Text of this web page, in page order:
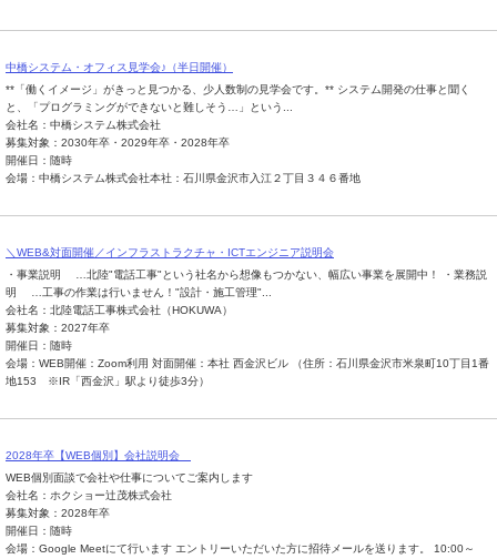
中橋システム・オフィス見学会♪（半日開催）
**「働くイメージ」がきっと見つかる、少人数制の見学会です。** システム開発の仕事と聞く
と、「プログラミングができないと難しそう…」という...
会社名：中橋システム株式会社
募集対象：2030年卒・2029年卒・2028年卒
開催日：随時
会場：中橋システム株式会社本社：石川県金沢市入江２丁目３４６番地
＼WEB&対面開催／インフラストラクチャ・ICTエンジニア説明会
・事業説明 …北陸"電話工事"という社名から想像もつかない、幅広い事業を展開中！ ・業務説
明 …工事の作業は行いません！"設計・施工管理"...
会社名：北陸電話工事株式会社（HOKUWA）
募集対象：2027年卒
開催日：随時
会場：WEB開催：Zoom利用 対面開催：本社 西金沢ビル （住所：石川県金沢市米泉町10丁目1番
地153 ※IR「西金沢」駅より徒歩3分）
2028年卒【WEB個別】会社説明会
WEB個別面談で会社や仕事についてご案内します
会社名：ホクショー辻茂株式会社
募集対象：2028年卒
開催日：随時
会場：Google Meetにて行います エントリーいただいた方に招待メールを送ります。 10:00～